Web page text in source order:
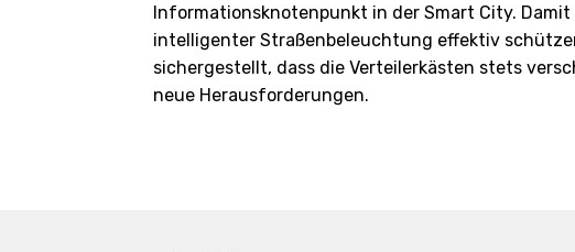
Informationsknotenpunkt in der Smart City.
intelligenter Straßenbeleuchtung effektiv
sichergestellt, dass die Verteilerkästen stets
neue Herausforderungen.